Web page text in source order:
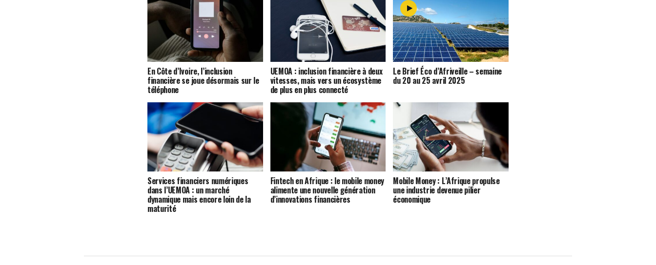
En Côte d’Ivoire, l’inclusion
financière se joue désormais sur le
téléphone
UEMOA : inclusion financière à deux
vitesses, mais vers un écosystème
de plus en plus connecté
Le Brief Éco d’Afriveille – semaine
du 20 au 25 avril 2025
Services financiers numériques
dans l’UEMOA : un marché
dynamique mais encore loin de la
maturité
Fintech en Afrique : le mobile money
alimente une nouvelle génération
d’innovations financières
Mobile Money : L’Afrique propulse
une industrie devenue pilier
économique